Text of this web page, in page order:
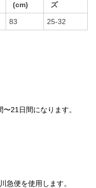
(cm)
ズ
83 25-32
21日間になります。
急便を使用します。